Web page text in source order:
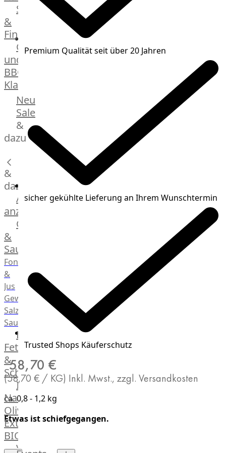
GOURMET
Manufaktur
Bratwurstsets
Toppings
Hackfleisch
Aufschnitt
Schinken
Streetfood
&
Fingerfood
Grill-
und
BBQ-
Klassiker
Beilagen
Brot
Brötchen
Burger
Buns
&
Hot
Dog
Brötchen
Desserts
Neu
Sale
&
dazu
&
dazu
Alle
anzeigen
Gewürze
&
Saucen
Fonds
&
Jus
Gewürze
Salz
Saucen
Butter,
Fett
&
Schmalz
ItalianBar
Natives
Olivenöl
Extra
BIO
Veggie
Premium Qualität seit über 20 Jahren
sicher gekühlte Lieferung an Ihrem Wunschtermin
Trusted Shops Käuferschutz
58,70 €
(58,70 € / KG) Inkl. Mwst., zzgl. Versandkosten
ca. 0,8 - 1,2 kg
Etwas ist schiefgegangen.